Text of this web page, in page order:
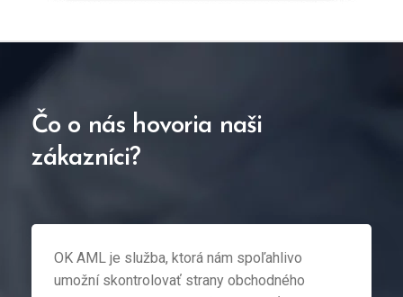
Čo o nás hovoria naši
zákazníci?
OK AML je služba, ktorá nám spoľahlivo
umožní skontrolovať strany obchodného